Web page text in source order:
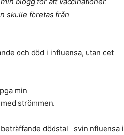
skulle företas från
och död i influensa, utan det
min
strömmen.
dödstal i svininfluensa i